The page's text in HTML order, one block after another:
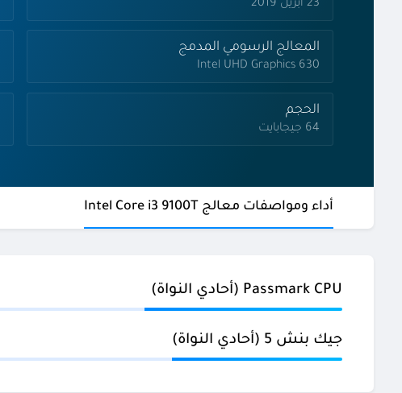
23 أبريل 2019
المعالج الرسومي المدمج
Intel UHD Graphics 630
الحجم
64 جيجابايت
أداء ومواصفات معالج Intel Core i3 9100T
Passmark CPU (أحادي النواة)
جيك بنش 5 (أحادي النواة)